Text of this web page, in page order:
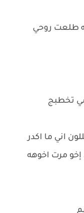
طلعت روحي
تخطبج
اني ما اكدر
إخو مرت اخوهه